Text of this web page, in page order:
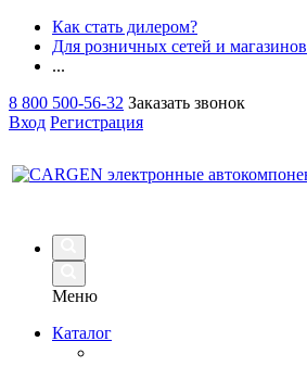
Как стать дилером?
Для розничных сетей и магазинов
...
8 800 500-56-32 Заказать звонок
Вход Регистрация
Меню
Каталог